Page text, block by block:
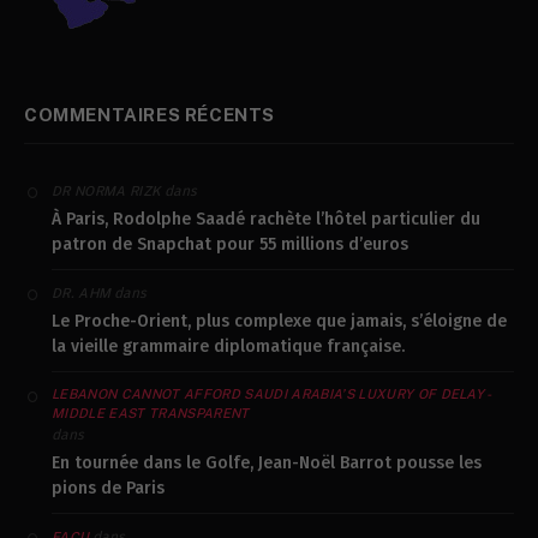
COMMENTAIRES RÉCENTS
DR NORMA RIZK dans
À Paris, Rodolphe Saadé rachète l’hôtel particulier du
patron de Snapchat pour 55 millions d’euros
DR. AHM dans
Le Proche-Orient, plus complexe que jamais, s’éloigne de
la vieille grammaire diplomatique française.
LEBANON CANNOT AFFORD SAUDI ARABIA’S LUXURY OF DELAY -
MIDDLE EAST TRANSPARENT
dans
En tournée dans le Golfe, Jean-Noël Barrot pousse les
pions de Paris